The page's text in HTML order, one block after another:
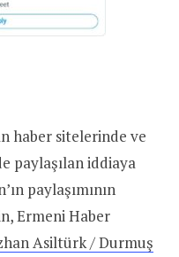
haber sitelerinde ve
paylaşılan iddiaya
paylaşımının
Ermeni Haber
Asiltürk / Durmuş